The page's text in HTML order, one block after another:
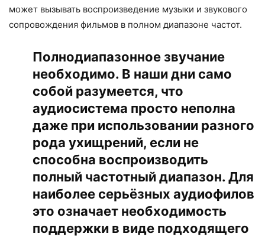
может вызывать воспроизведение музыки и звукового
сопровождения фильмов в полном диапазоне частот.
Полнодиапазонное звучание
необходимо. В наши дни само
собой разумеется, что
аудиосистема просто неполна
даже при использовании разного
рода ухищрений, если не
способна воспроизводить
полный частотный диапазон. Для
наиболее серьёзных аудиофилов
это означает необходимость
поддержки в виде подходящего